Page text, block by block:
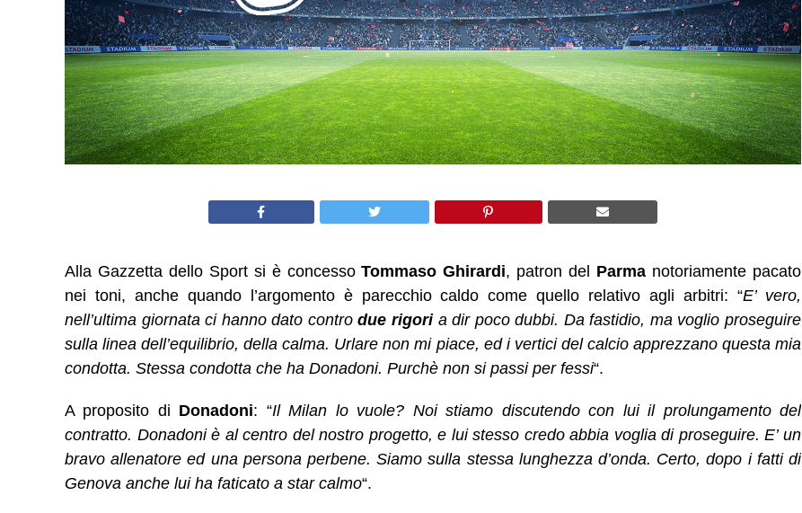
Alla Gazzetta dello Sport si è concessoTommaso Ghirardi, patron del Parma notoriamente pacato
nei toni, anche quando l’argomento è parecchio caldo come quello relativo agli arbitri: “E’ vero,
nell’ultima giornata ci hanno dato controdue rigoria dir poco dubbi. Da fastidio, ma voglio proseguire
sulla linea dell’equilibrio, della calma. Urlare non mi piace, ed i vertici del calcio apprezzano questa mia
condotta. Stessa condotta che ha Donadoni. Purchè non si passi per fessi“.
A proposito di Donadoni: “Il Milan lo vuole? Noi stiamo discutendo con lui il prolungamento del
contratto. Donadoni è al centro del nostro progetto, e lui stesso credo abbia voglia di proseguire. E’ un
bravo allenatore ed una persona perbene. Siamo sulla stessa lunghezza d’onda. Certo, dopo i fatti di
Genova anche lui ha faticato a star calmo“.